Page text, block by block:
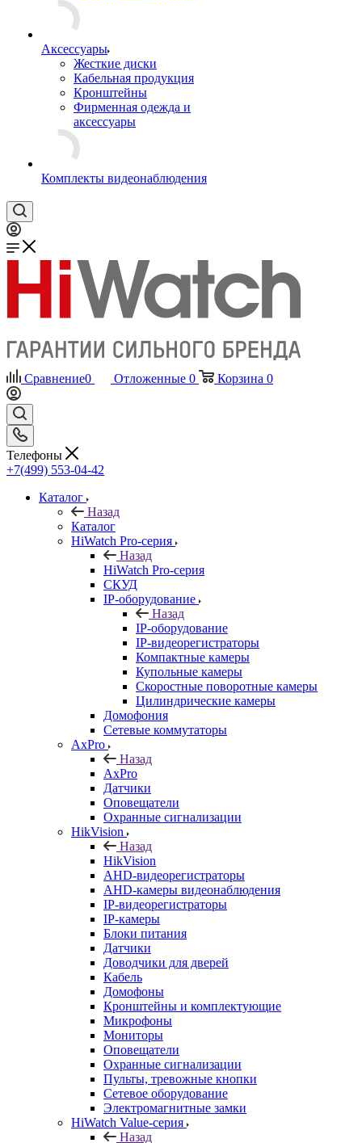
Аксессуары
Жесткие диски
Кабельная продукция
Кронштейны
Фирменная одежда и
аксессуары
Комплекты видеонаблюдения
Сравнение0 Отложенные 0 Корзина 0
Телефоны
+7(499) 553-04-42
Каталог
Назад
Каталог
HiWatch Pro-серия
Назад
HiWatch Pro-серия
CКУД
IP-оборудование
Назад
IP-оборудование
IP-видеорегистраторы
Компактные камеры
Купольные камеры
Скоростные поворотные камеры
Цилиндрические камеры
Домофония
Сетевые коммутаторы
AxPro
Назад
AxPro
Датчики
Оповещатели
Охранные сигнализации
HikVision
Назад
HikVision
AHD-видеорегистраторы
AHD-камеры видеонаблюдения
IP-видеорегистраторы
IP-камеры
Блоки питания
Датчики
Доводчики для дверей
Кабель
Домофоны
Кронштейны и комплектующие
Микрофоны
Мониторы
Оповещатели
Охранные сигнализации
Пульты, тревожные кнопки
Сетевое оборудование
Электромагнитные замки
HiWatch Value-серия
Назад